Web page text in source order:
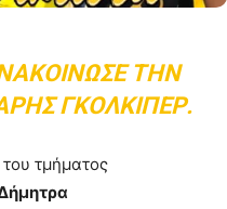
ΤΗΝ
ΓΚΟΛΚΊΠΕΡ.
του τμήματος